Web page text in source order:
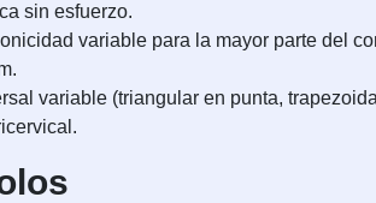
sin esfuerzo.
variable para la mayor parte del
variable (triangular en punta,